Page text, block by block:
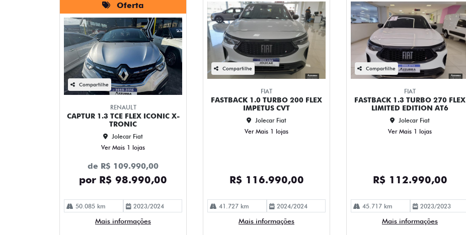
Oferta
Compartilhe
RENAULT
CAPTUR 1.3 TCE FLEX ICONIC X-
TRONIC
Jolecar Fiat
Ver Mais 1 lojas
de R$ 109.990,00
por R$ 98.990,00
50.085 km 2023/2024
Mais informações
Compartilhe
FIAT
FASTBACK 1.0 TURBO 200 FLEX
IMPETUS CVT
Jolecar Fiat
Ver Mais 1 lojas
R$ 116.990,00
41.727 km 2024/2024
Mais informações
Compartilhe
FIAT
FASTBACK 1.3 TURBO 270 FLEX
LIMITED EDITION AT6
Jolecar Fiat
Ver Mais 1 lojas
R$ 112.990,00
45.717 km 2023/2023
Mais informações